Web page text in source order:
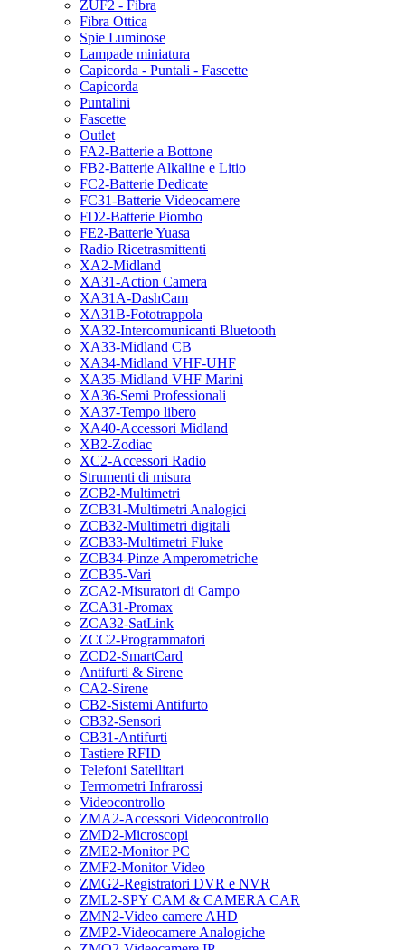
ZUF2 - Fibra
Fibra Ottica
Spie Luminose
Lampade miniatura
Capicorda - Puntali - Fascette
Capicorda
Puntalini
Fascette
Outlet
FA2-Batterie a Bottone
FB2-Batterie Alkaline e Litio
FC2-Batterie Dedicate
FC31-Batterie Videocamere
FD2-Batterie Piombo
FE2-Batterie Yuasa
Radio Ricetrasmittenti
XA2-Midland
XA31-Action Camera
XA31A-DashCam
XA31B-Fototrappola
XA32-Intercomunicanti Bluetooth
XA33-Midland CB
XA34-Midland VHF-UHF
XA35-Midland VHF Marini
XA36-Semi Professionali
XA37-Tempo libero
XA40-Accessori Midland
XB2-Zodiac
XC2-Accessori Radio
Strumenti di misura
ZCB2-Multimetri
ZCB31-Multimetri Analogici
ZCB32-Multimetri digitali
ZCB33-Multimetri Fluke
ZCB34-Pinze Amperometriche
ZCB35-Vari
ZCA2-Misuratori di Campo
ZCA31-Promax
ZCA32-SatLink
ZCC2-Programmatori
ZCD2-SmartCard
Antifurti & Sirene
CA2-Sirene
CB2-Sistemi Antifurto
CB32-Sensori
CB31-Antifurti
Tastiere RFID
Telefoni Satellitari
Termometri Infrarossi
Videocontrollo
ZMA2-Accessori Videocontrollo
ZMD2-Microscopi
ZME2-Monitor PC
ZMF2-Monitor Video
ZMG2-Registratori DVR e NVR
ZML2-SPY CAM & CAMERA CAR
ZMN2-Video camere AHD
ZMP2-Videocamere Analogiche